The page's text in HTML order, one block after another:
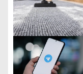
о
з
а